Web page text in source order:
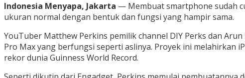
Indonesia Menyapa, Jakarta — Membuat smartphone sudah
ukuran normal dengan bentuk dan fungsi yang hampir sama.
YouTuber Matthew Perkins pemilik channel DIY Perks dan
Pro Max yang berfungsi seperti aslinya. Proyek ini melahirkan
rekor dunia Guinness World Record.